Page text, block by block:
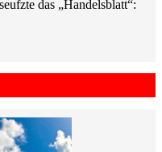
das „Handelsblatt“: